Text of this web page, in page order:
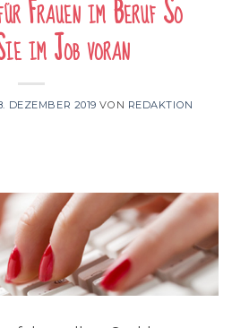
Frauen im Beruf So
im Job voran
DEZEMBER 2019 VON REDAKTION